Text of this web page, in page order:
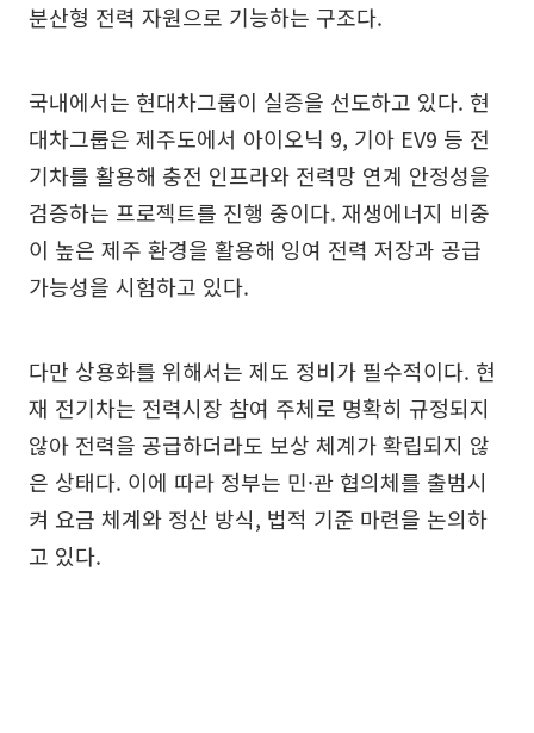
분산형 전력 자원으로 기능하는 구조다.
국내에서는 현대차그룹이 실증을 선도하고 있다. 현
대차그룹은 제주도에서 아이오닉 9, 기아 EV9 등 전
기차를 활용해 충전 인프라와 전력망 연계 안정성을
검증하는 프로젝트를 진행 중이다. 재생에너지 비중
이 높은 제주 환경을 활용해 잉여 전력 저장과 공급
가능성을 시험하고 있다.
다만 상용화를 위해서는 제도 정비가 필수적이다. 현
재 전기차는 전력시장 참여 주체로 명확히 규정되지
않아 전력을 공급하더라도 보상 체계가 확립되지 않
은 상태다. 이에 따라 정부는 민·관 협의체를 출범시
켜 요금 체계와 정산 방식, 법적 기준 마련을 논의하
고 있다.